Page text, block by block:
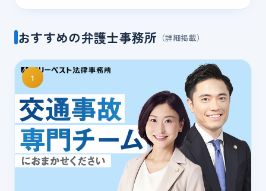
おすすめの弁護士事務所 （詳細掲載）
1